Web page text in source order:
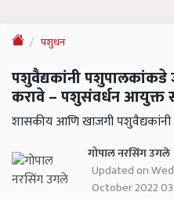
पशुधन
पशुवैद्यकांनी
करावे – पशुसंवर्धन आयुक्त
शासकीय आणि खाजगी पशुवैद्यकांनी
गोपाल नरसिंग उगले
Updated on
October 2022